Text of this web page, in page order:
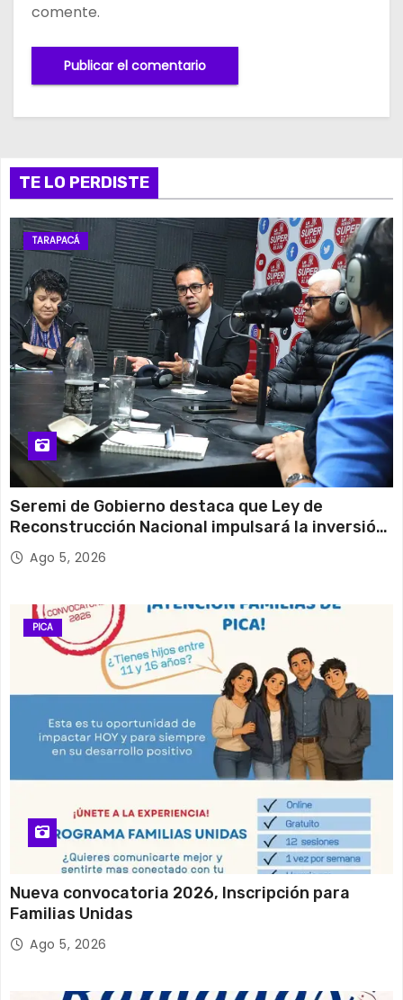
comente.
TE LO PERDISTE
TARAPACÁ
Seremi de Gobierno destaca que Ley de
Reconstrucción Nacional impulsará la inversión
y el empleo en Tarapacá
Ago 5, 2026
PICA
Nueva convocatoria 2026, Inscripción para
Familias Unidas
Ago 5, 2026